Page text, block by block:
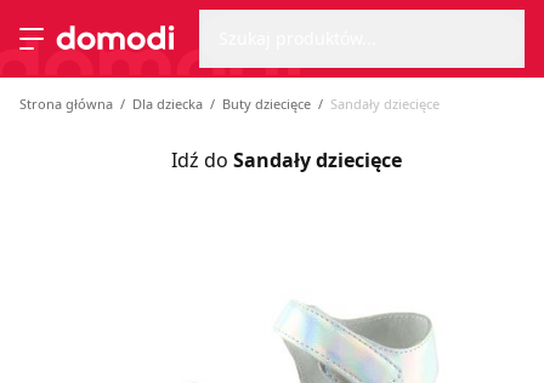
Przełącz menu
Strona główna
Strona główna Dla dziecka Buty dziecięce Sandały dziecięce
Idź do Sandały dziecięce